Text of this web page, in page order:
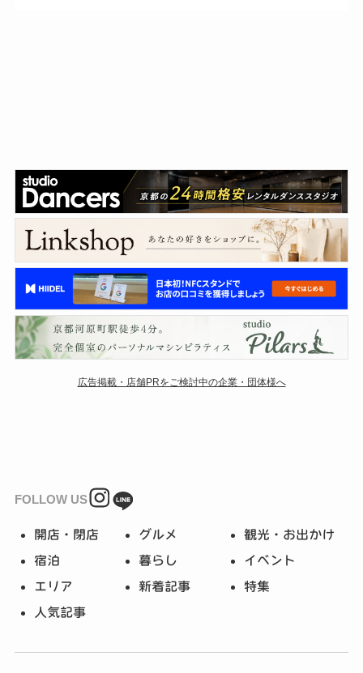
広告掲載・店舗PRをご検討中の企業・団体様へ
FOLLOW US
開店・閉店 グルメ 観光・お出かけ
宿泊 暮らし イベント
エリア 新着記事 特集
人気記事